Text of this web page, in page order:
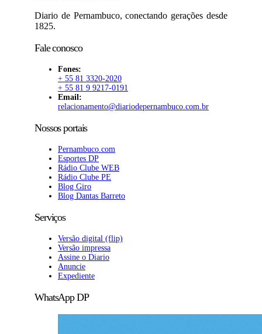
Diario de Pernambuco, conectando gerações desde
1825.
Fale conosco
Fones:
+ 55 81 3320-2020
+ 55 81 9 9217-0191
Email:
relacionamento@diariodepernambuco.com.br
Nossos portais
Pernambuco.com
Esportes DP
Rádio Clube WEB
Rádio Clube PE
Blog Giro
Blog Dantas Barreto
Serviços
Versão digital (flip)
Versão impressa
Assine o Diario
Anuncie
Expediente
WhatsApp DP